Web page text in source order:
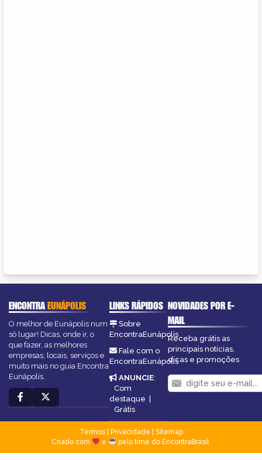
ENCONTRAEUNÁPOLIS
O melhor de Eunápolis num
só lugar! Dicas, onde ir, o
que fazer, as melhores
empresas, locais, serviços e
muito mais no guia Encontra
Eunápolis.
LINKS RÁPIDOS
Sobre
EncontraEunápolis
Fale com o
EncontraEunápolis
ANUNCIE:
Com
destaque |
Grátis
NOVIDADES POR E-
MAIL
Receba grátis as
principais notícias,
dicas e promoções
Termos| Privacidade
Sitemap
Criado com
e pelo time do EncontraBrasil